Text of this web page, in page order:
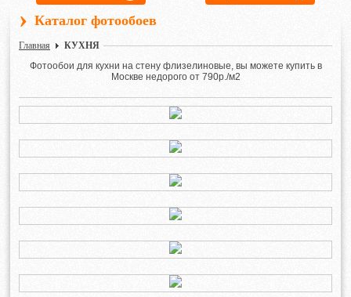
› Каталог фотообоев
Главная
КУХНЯ
Фотообои для кухни на стену флизелиновые, вы можете купить в
Москве недорого от 790р./м2